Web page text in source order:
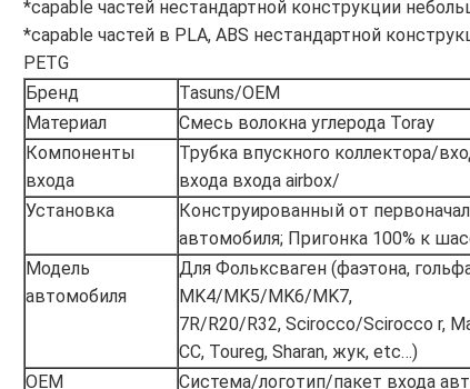
*capable частей нестандартной конструкции
*capable частей в PLA, ABS нестандартной
PETG
Бренд
Tasuns/OEM
Материал
Смесь волокна углерода Toray
Компоненты
входа
Трубка впускного коллектора/
входа входа airbox/
Установка
Конструированный от
автомобиля; Пригонка 100% к
Модель
автомобиля
Для Фольксваген (фаэтона,
MK4/MK5/MK6/MK7,
7R/R20/R32, Scirocco/Scirocco r,
CC, Toureg, Sharan, жук, etc…)
OEM
Система/логотип/пакет входа